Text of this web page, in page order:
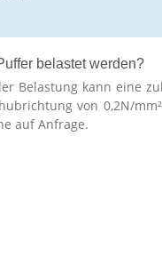
belastet werden?
Belastung kann eine
von 0,2N/
auf Anfrage.